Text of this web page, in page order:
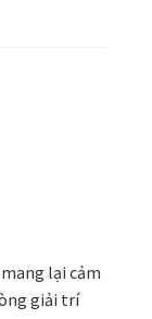
lại cảm
giải trí